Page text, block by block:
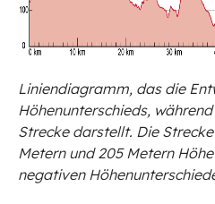
Liniendiagramm, das die
Höhenunterschieds,
Strecke darstellt. Die
Metern und 205 Metern
negativen